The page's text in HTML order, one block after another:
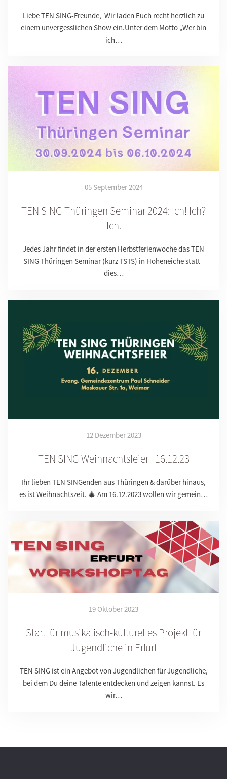
Liebe TEN SING-Freunde, Wir laden Euch recht herzlich zu
einem unvergesslichen Show ein.Unter dem Motto „Wer bin
ich…
05 September 2024
TEN SING Thüringen Seminar 2024: Ich! Ich?
Ich.
Jedes Jahr findet in der ersten Herbstferienwoche das TEN
SING Thüringen Seminar (kurz TSTS) in Hoheneiche statt -
dies…
12 Dezember 2023
TEN SING Weihnachtsfeier | 16.12.23
Ihr lieben TEN SINGenden aus Thüringen & darüber hinaus,
es ist Weihnachtszeit. 🎄 Am 16.12.2023 wollen wir gemein…
19 Oktober 2023
Start für musikalisch-kulturelles Projekt für
Jugendliche in Erfurt
TEN SING ist ein Angebot von Jugendlichen für Jugendliche,
bei dem Du deine Talente entdecken und zeigen kannst. Es
wir…